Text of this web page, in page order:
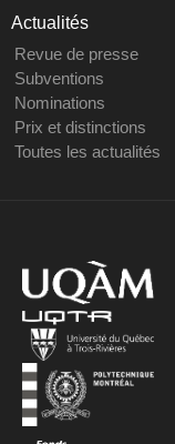
Actualités
Revue de presse
Subventions
Nominations
Prix et distinctions
Toutes les actualités